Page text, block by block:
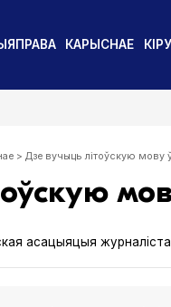
КАРЫСНАЕ
> Дзе вучыць літоўскую мову ў
асацыяцыя